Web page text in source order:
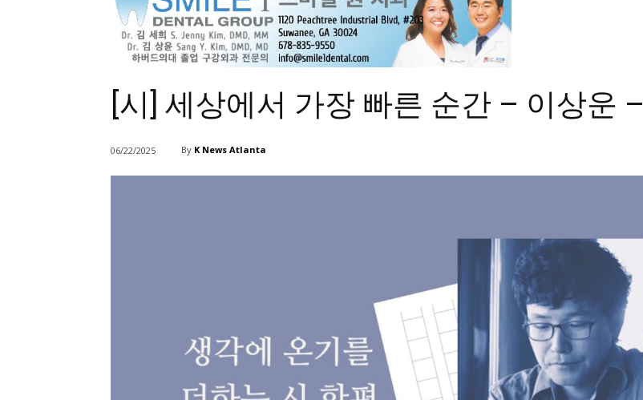
[시] 세상에서 가장 빠른 순간 – 이상운 –
06/22/2025 By K News Atlanta